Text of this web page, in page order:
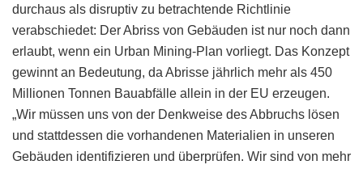
durchaus als disruptiv zu betrachtende Richtlinie
verabschiedet: Der Abriss von Gebäuden ist nur noch dann
erlaubt, wenn ein Urban Mining-Plan vorliegt. Das Konzept
gewinnt an Bedeutung, da Abrisse jährlich mehr als 450
Millionen Tonnen Bauabfälle allein in der EU erzeugen.
„Wir müssen uns von der Denkweise des Abbruchs lösen
und stattdessen die vorhandenen Materialien in unseren
Gebäuden identifizieren und überprüfen. Wir sind von mehr